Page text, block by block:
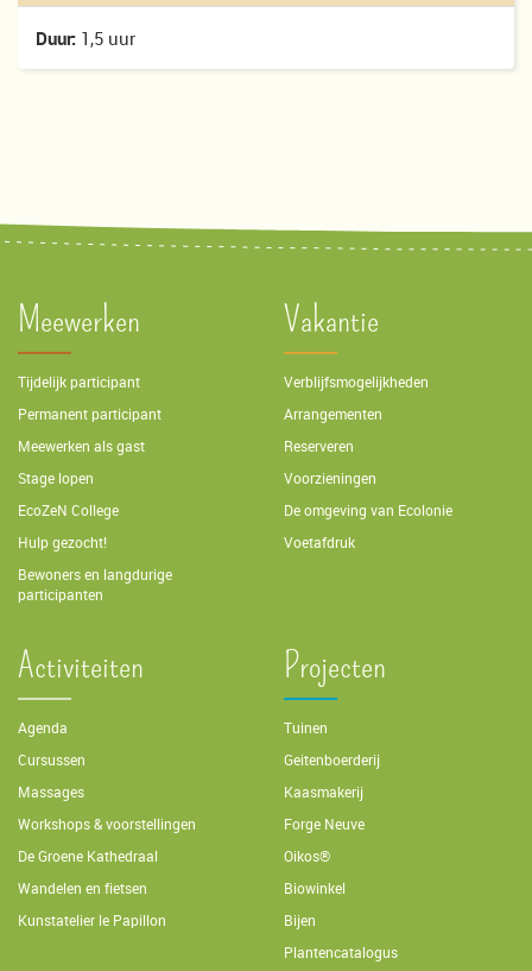
Duur: 1,5 uur
Meewerken
Tijdelijk participant
Permanent participant
Meewerken als gast
Stage lopen
EcoZeN College
Hulp gezocht!
Bewoners en langdurige
participanten
Vakantie
Verblijfsmogelijkheden
Arrangementen
Reserveren
Voorzieningen
De omgeving van Ecolonie
Voetafdruk
Activiteiten
Agenda
Cursussen
Massages
Workshops & voorstellingen
De Groene Kathedraal
Wandelen en fietsen
Kunstatelier le Papillon
Projecten
Tuinen
Geitenboerderij
Kaasmakerij
Forge Neuve
Oikos®
Biowinkel
Bijen
Plantencatalogus